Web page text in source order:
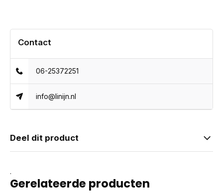
Contact
06-25372251
info@linijn.nl
Deel dit product
.
Gerelateerde producten